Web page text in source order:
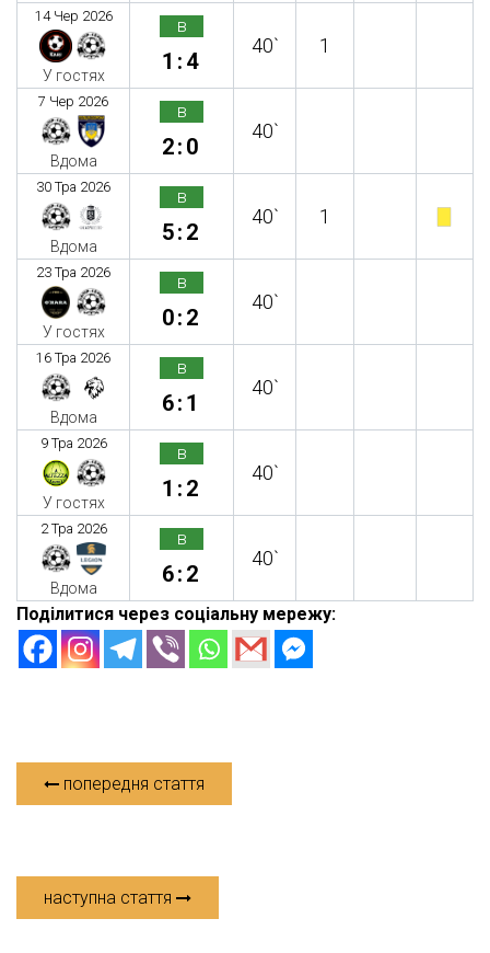
14 Чер 2026
У гостях
в
1:4
40` 1
7 Чер 2026
Вдома
в
2:0
40`
30 Тра 2026
Вдома
в
5:2
40` 1
23 Тра 2026
У гостях
в
0:2
40`
16 Тра 2026
Вдома
в
6:1
40`
9 Тра 2026
У гостях
в
1:2
40`
2 Тра 2026
Вдома
в
6:2
40`
Поділитися через соціальну мережу:
попередня стаття
наступна стаття